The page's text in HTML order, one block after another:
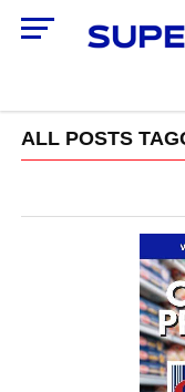
ALL POSTS